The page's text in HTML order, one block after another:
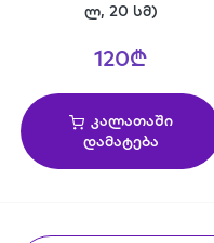
ლ, 20 სმ)
120₾
კალათაში
დამატება